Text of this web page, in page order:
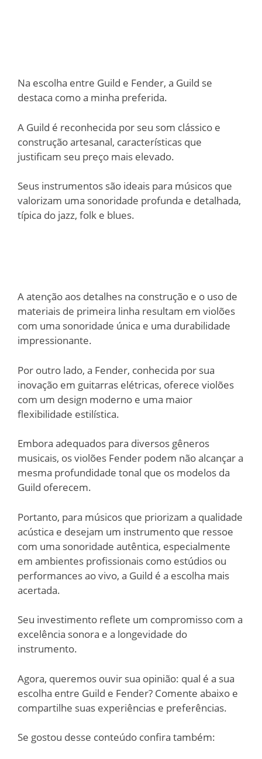
Na escolha entre Guild e Fender, a Guild se
destaca como a minha preferida.
A Guild é reconhecida por seu som clássico e
construção artesanal, características que
justificam seu preço mais elevado.
Seus instrumentos são ideais para músicos que
valorizam uma sonoridade profunda e detalhada,
típica do jazz, folk e blues.
A atenção aos detalhes na construção e o uso de
materiais de primeira linha resultam em violões
com uma sonoridade única e uma durabilidade
impressionante.
Por outro lado, a Fender, conhecida por sua
inovação em guitarras elétricas, oferece violões
com um design moderno e uma maior
flexibilidade estilística.
Embora adequados para diversos gêneros
musicais, os violões Fender podem não alcançar a
mesma profundidade tonal que os modelos da
Guild oferecem.
Portanto, para músicos que priorizam a qualidade
acústica e desejam um instrumento que ressoe
com uma sonoridade autêntica, especialmente
em ambientes profissionais como estúdios ou
performances ao vivo, a Guild é a escolha mais
acertada.
Seu investimento reflete um compromisso com a
excelência sonora e a longevidade do
instrumento.
Agora, queremos ouvir sua opinião: qual é a sua
escolha entre Guild e Fender? Comente abaixo e
compartilhe suas experiências e preferências.
Se gostou desse conteúdo confira também: